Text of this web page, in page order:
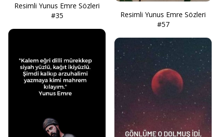
Resimli Yunus Emre Sözleri
#35
Resimli Yunus Emre Sözleri
#57